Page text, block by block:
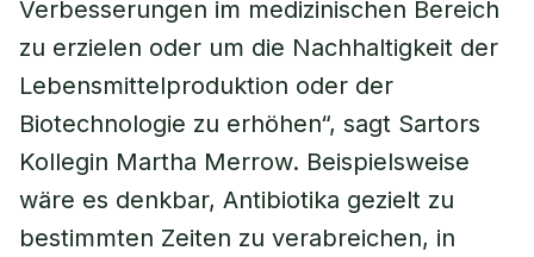
Verbesserungen im medizinischen Bereich
zu erzielen oder um die Nachhaltigkeit der
Lebensmittelproduktion oder der
Biotechnologie zu erhöhen“, sagt Sartors
Kollegin Martha Merrow. Beispielsweise
wäre es denkbar, Antibiotika gezielt zu
bestimmten Zeiten zu verabreichen, in